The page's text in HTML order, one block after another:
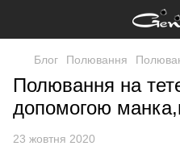
Блог Полювання
Полювання на
допомогою
23 жовтня 2020